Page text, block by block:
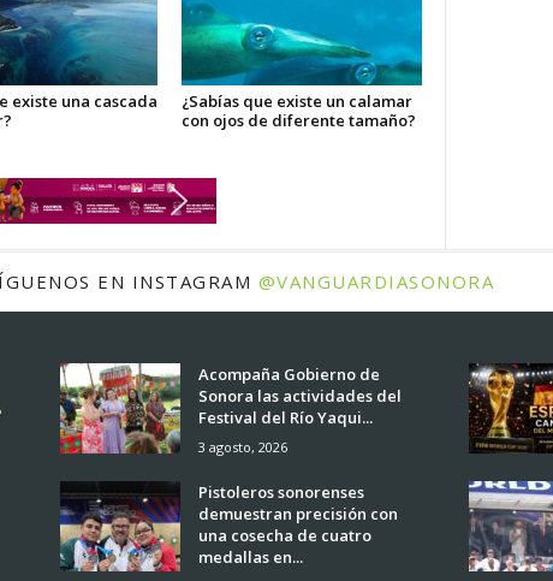
existe una cascada
¿Sabías que existe un calamar
con ojos de diferente tamaño?
EN INSTAGRAM @VANGUARDIASONORA
Acompaña Gobierno de
Sonora las actividades del
Festival del Río Yaqui...
3 agosto, 2026
Pistoleros sonorenses
demuestran precisión con
una cosecha de cuatro
medallas en...